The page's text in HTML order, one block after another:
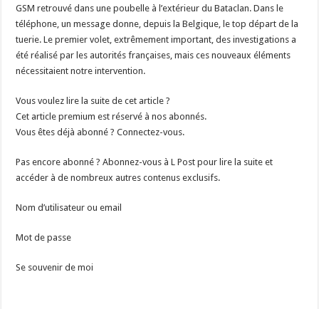
GSM retrouvé dans une poubelle à l’extérieur du Bataclan. Dans le
téléphone, un message donne, depuis la Belgique, le top départ de la
tuerie. Le premier volet, extrêmement important, des investigations a
été réalisé par les autorités françaises, mais ces nouveaux éléments
nécessitaient notre intervention.
Vous voulez lire la suite de cet article ?
Cet article premium est réservé à nos abonnés.
Vous êtes déjà abonné ? Connectez-vous.
Pas encore abonné ? Abonnez-vous à L Post pour lire la suite et
accéder à de nombreux autres contenus exclusifs.
Nom d’utilisateur ou email
Mot de passe
Se souvenir de moi